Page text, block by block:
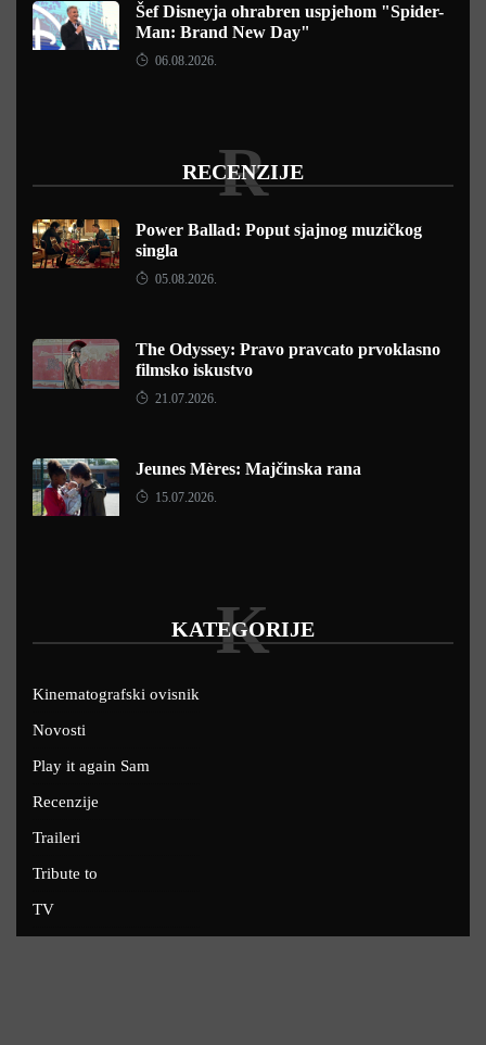
Šef Disneyja ohrabren uspjehom "Spider-
Man: Brand New Day"
06.08.2026.
RECENZIJE
R
Power Ballad: Poput sjajnog muzičkog
singla
05.08.2026.
The Odyssey: Pravo pravcato prvoklasno
filmsko iskustvo
21.07.2026.
Jeunes Mères: Majčinska rana
15.07.2026.
KATEGORIJE
K
Kinematografski ovisnik
Novosti
Play it again Sam
Recenzije
Traileri
Tribute to
TV